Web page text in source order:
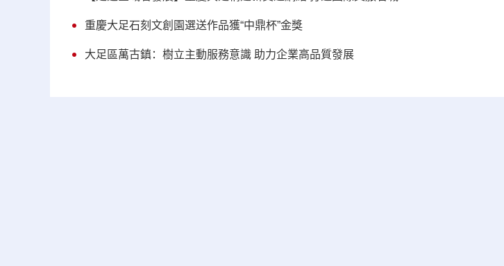
重慶大足石刻文創園選送作品獲“中鼎杯”金獎
大足區萬古鎮：樹立主動服務意識 助力企業高品質發展